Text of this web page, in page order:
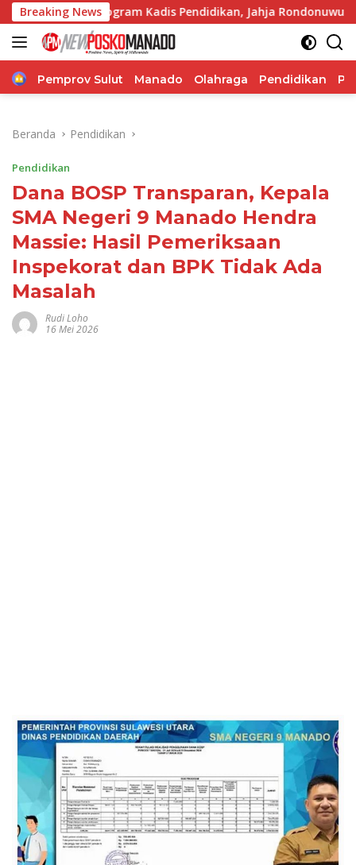
Langsung
ke
konten
Breaking News
Kadis Pendidikan, Jahja Rondonuwu Jelang
Home
Pemprov Sulut Manado Olahraga Pendidikan
Beranda Pendidikan
Pendidikan
Dana BOSP Transparan, Kepala
SMA Negeri 9 Manado Hendra
Massie: Hasil Pemeriksaan
Inspekorat dan BPK Tidak Ada
Masalah
Rudi Loho
16 Mei 2026